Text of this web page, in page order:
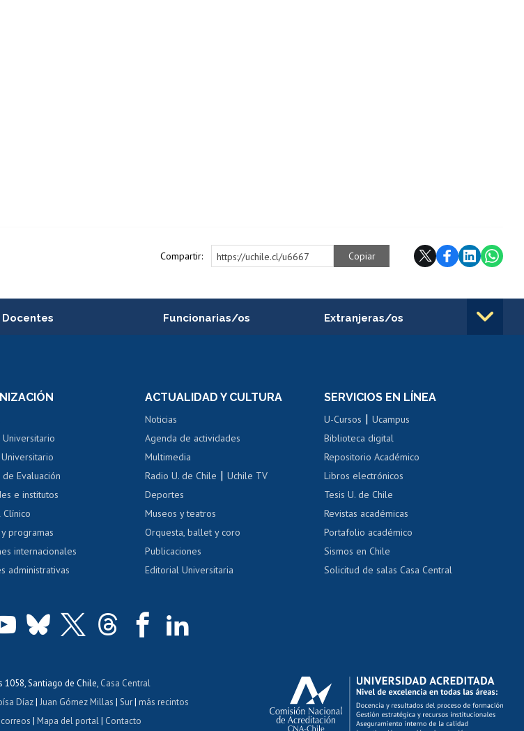
Compartir: https://uchile.cl/u6667 Copiar
Docentes
Perfeccionamiento
Evaluación docente
Calificación académica
Postulación al AUCAI
Funcionarias/os
Portal de movilidad interna
Certificado de renta
Certificado de renta
Gestión de correo uchile
Extranjeras/os
Movilidad Estudiantil
Cursos de español
Acoso laboral, sexual y violencia
Universitario
Evaluación
e institutos
programas
internacionales
administrativas
ACTUALIDAD Y CULTURA
Noticias
Agenda de actividades
Multimedia
Radio U. de Chile |Uchile TV
Deportes
Museos y teatros
Orquesta, ballet y coro
Publicaciones
Editorial Universitaria
SERVICIOS EN LÍNEA
U-Cursos |Ucampus
Biblioteca digital
Repositorio Académico
Libros electrónicos
Tesis U. de Chile
Revistas académicas
Portafolio académico
Sismos en Chile
Solicitud de salas Casa Central
1058, Santiago de Chile, Casa Central
Díaz| Juan Gómez Millas | Sur| más recintos
|Mapa del portal| Contacto